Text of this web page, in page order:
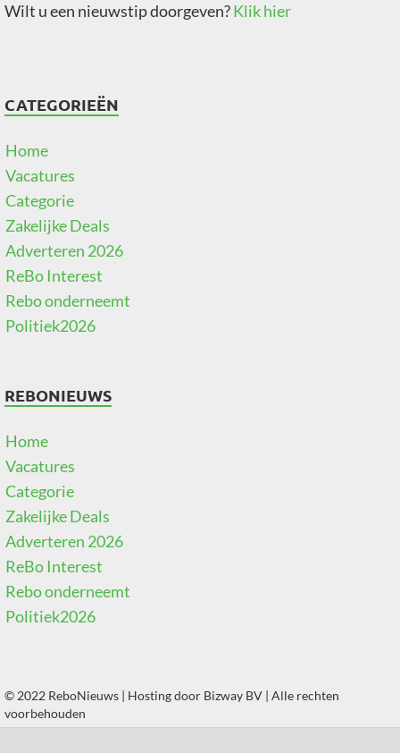
Wilt u een nieuwstip doorgeven?Klik hier
CATEGORIEËN
Home
Vacatures
Categorie
Zakelijke Deals
Adverteren 2026
ReBo Interest
Rebo onderneemt
Politiek2026
REBONIEUWS
Home
Vacatures
Categorie
Zakelijke Deals
Adverteren 2026
ReBo Interest
Rebo onderneemt
Politiek2026
© 2022 ReboNieuws | Hosting door Bizway BV | Alle rechten
voorbehouden